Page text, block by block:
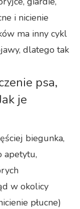
i nicienie
ma inny cykl
dlatego tak
psa,
je
biegunka,
apetytu,
w okolicy
płucne)